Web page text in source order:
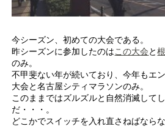
今シーズン、初めての大会である。
昨シーズンに参加したのはこの大会と
のみ。
不甲斐ない年が続いており、今年もエ
大会と名古屋シティマラソンのみ。
このままではズルズルと自然消滅して
だ・・・。
どこかでスイッチを入れ直さねばならな